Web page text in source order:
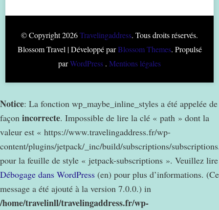
© Copyright 2026Travelingaddress. Tous droits réservés.
Blossom Travel | Développé parBlossom Themes. Propulsé
parWordPress . Mentions légales
Notice: La fonction wp_maybe_inline_styles a été appelée de
façon incorrecte. Impossible de lire la clé « path » dont la
valeur est « https://www.travelingaddress.fr/wp-
content/plugins/jetpack/_inc/build/subscriptions/
pour la feuille de style « jetpack-subscriptions ». Veuillez lire
Débogage dans WordPress (en) pour plus d’informations. (Ce
message a été ajouté à la version 7.0.0.) in
/home/travelinll/travelingaddress.fr/wp-